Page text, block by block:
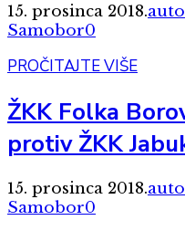
15. prosinca 2018.
Samobor0
PROČITAJTE VIŠE
ŽKK Folka
protiv ŽKK
15. prosinca 2018.
Samobor0